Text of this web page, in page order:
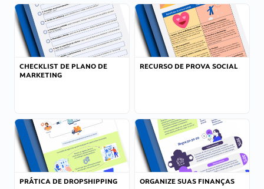
CHECKLIST DE PLANO DE
MARKETING
RECURSO DE PROVA SOCIAL
PRÁTICA DE DROPSHIPPING ORGANIZE SUAS FINANÇAS